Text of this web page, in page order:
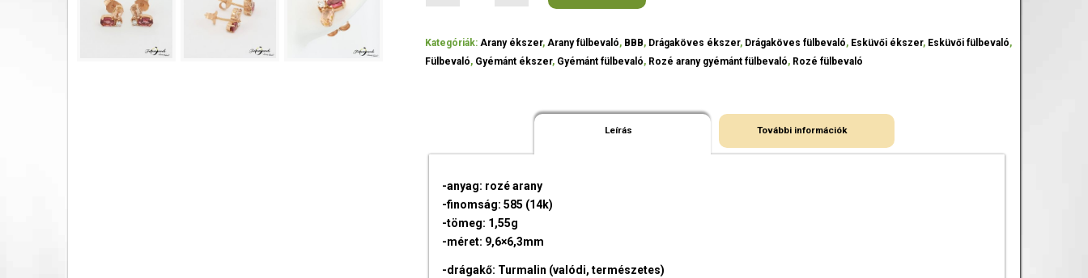
Kategóriák:Arany ékszer,Arany fülbevaló, BBB, Drágaköves ékszer, Drágaköves fülbevaló, Esküvői ékszer, Esküvői fülbevaló,
Fülbevaló, Gyémánt ékszer, Gyémánt fülbevaló, Rozé arany gyémánt fülbevaló, Rozé fülbevaló
Leírás További információk
-anyag: rozé arany
-finomság: 585 (14k)
-tömeg: 1,55g
-méret: 9,6×6,3mm
-drágakő: Turmalin (valódi, természetes)